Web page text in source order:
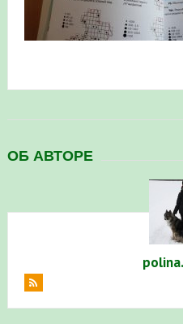
в Республике Башкортостан
ОБ АВТОРЕ